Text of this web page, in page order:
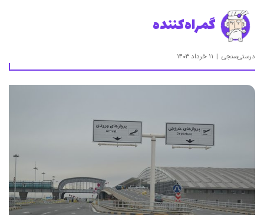
گمراه‌کننده
درستی‌سنجی ۱۱ خرداد ۱۴۰۳